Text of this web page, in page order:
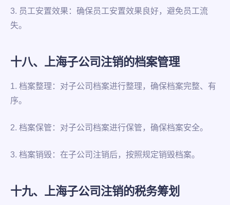
3. 员工安置效果：确保员工安置效果良好，避免员工流
失。
十八、上海子公司注销的档案管理
1. 档案整理：对子公司档案进行整理，确保档案完整、有
序。
2. 档案保管：对子公司档案进行保管，确保档案安全。
3. 档案销毁：在子公司注销后，按照规定销毁档案。
十九、上海子公司注销的税务筹划